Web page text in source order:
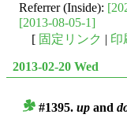
Referrer (Inside):
[2013-08-05-1]
[ 固定リンク | 印
2013-02-20 Wed
#1395. up and